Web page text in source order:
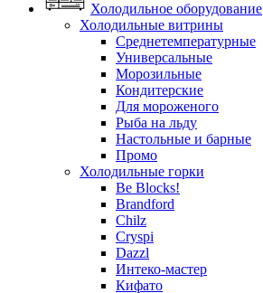
Холодильное оборудование
Холодильные витрины
Среднетемпературные
Универсальные
Морозильные
Кондитерские
Для мороженого
Рыба на льду
Настольные и барные
Промо
Холодильные горки
Be Blocks!
Brandford
Chilz
Cryspi
Dazzl
Интеко-мастер
Кифато